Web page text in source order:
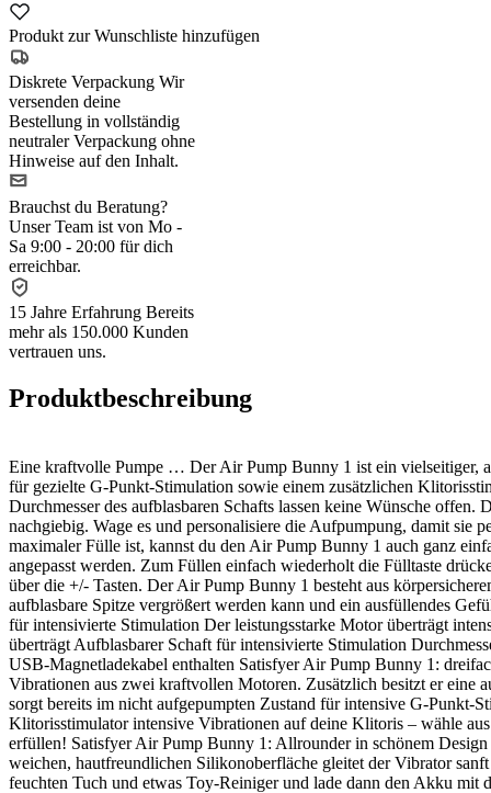
Produkt zur Wunschliste hinzufügen
Diskrete Verpackung Wir
versenden deine
Bestellung in vollständig
neutraler Verpackung ohne
Hinweise auf den Inhalt.
Brauchst du Beratung?
Unser Team ist von Mo -
Sa 9:00 - 20:00 für dich
erreichbar.
15 Jahre Erfahrung Bereits
mehr als 150.000 Kunden
vertrauen uns.
Produktbeschreibung
Eine kraftvolle Pumpe … Der Air Pump Bunny 1 ist ein vielseitiger,
für gezielte G-Punkt-Stimulation sowie einem zusätzlichen
Durchmesser des aufblasbaren Schafts lassen keine Wünsche
nachgiebig. Wage es und personalisiere die Aufpumpung, damit sie
maximaler Fülle ist, kannst du den Air Pump Bunny 1 auch ganz
angepasst werden. Zum Füllen einfach wiederholt die Fülltaste
über die +/- Tasten. Der Air Pump Bunny 1 besteht aus
aufblasbare Spitze vergrößert werden kann und ein ausfüllendes
für intensivierte Stimulation Der leistungsstarke Motor überträgt
überträgt Aufblasbarer Schaft für intensivierte Stimulation
USB-Magnetladekabel enthalten Satisfyer Air Pump Bunny 1:
Vibrationen aus zwei kraftvollen Motoren. Zusätzlich besitzt er eine
sorgt bereits im nicht aufgepumpten Zustand für intensive G-Punkt-
Klitorisstimulator intensive Vibrationen auf deine Klitoris – wähle
erfüllen! Satisfyer Air Pump Bunny 1: Allrounder in schönem
weichen, hautfreundlichen Silikonoberfläche gleitet der Vibrator
feuchten Tuch und etwas Toy-Reiniger und lade dann den Akku mit